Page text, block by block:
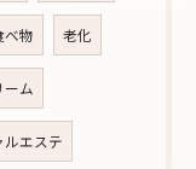
べ物 老化
ーム
ルエステ